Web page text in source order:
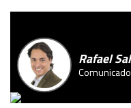
Rafael